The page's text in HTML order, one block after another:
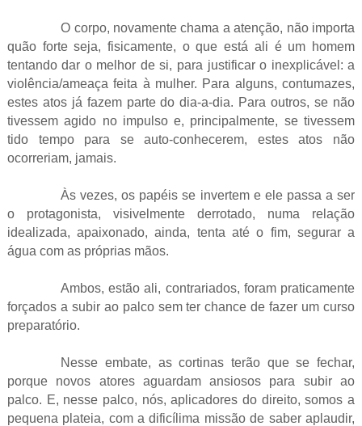
O corpo, novamente chama a atenção, não importa
quão forte seja, fisicamente, o que está ali é um homem
tentando dar o melhor de si, para justificar o inexplicável: a
violência/ameaça feita à mulher. Para alguns, contumazes,
estes atos já fazem parte do dia-a-dia. Para outros, se não
tivessem agido no impulso e, principalmente, se tivessem
tido tempo para se auto-conhecerem, estes atos não
ocorreriam, jamais.
Às vezes, os papéis se invertem e ele passa a ser
o protagonista, visivelmente derrotado, numa relação
idealizada, apaixonado, ainda, tenta até o fim, segurar a
água com as próprias mãos.
Ambos, estão ali, contrariados, foram praticamente
forçados a subir ao palco sem ter chance de fazer um curso
preparatório.
Nesse embate, as cortinas terão que se fechar,
porque novos atores aguardam ansiosos para subir ao
palco. E, nesse palco, nós, aplicadores do direito, somos a
pequena plateia, com a dificílima missão de saber aplaudir,